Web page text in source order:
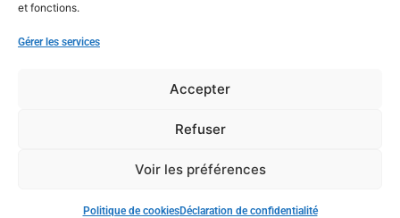
et fonctions.
Gérer les services
Accepter
Refuser
Voir les préférences
Politique de cookiesDéclaration de confidentialité